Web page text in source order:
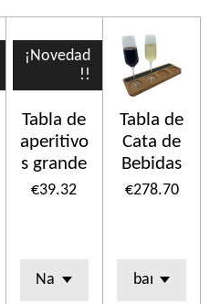
¡Novedad
!!
Tabla de
aperitivo
s grande
€39.32
Tabla de
Cata de
Bebidas
€278.70